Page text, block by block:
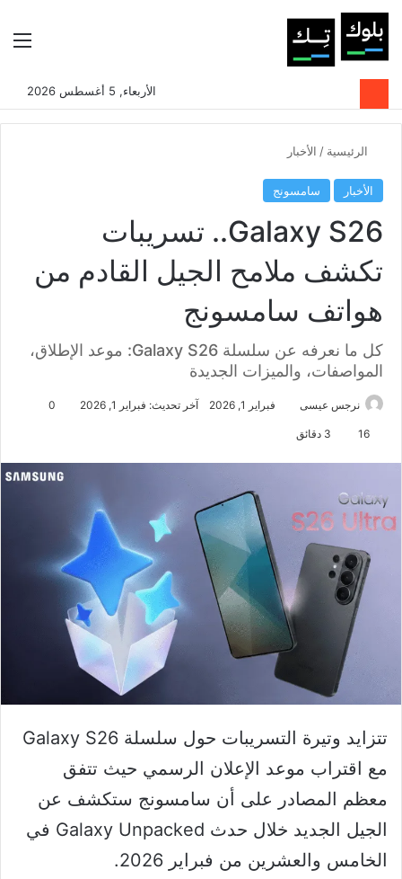
بحثالوضع
الأربعاء, 5 أغسطس 2026
الرئيسية / الأخبار
الأخبار سامسونج
Galaxy S26.. تسريبات
تكشف ملامح الجيل القادم من
هواتف سامسونج
كل ما نعرفه عن سلسلة Galaxy S26: موعد الإطلاق،
المواصفات، والميزات الجديدة
نرجس عيسى فبراير 1, 2026 آخر تحديث: فبراير 1, 2026 0
16
تتزايد وتيرة التسريبات حول سلسلة Galaxy S26
مع اقتراب موعد الإعلان الرسمي حيث تتفق
معظم المصادر على أن سامسونج ستكشف عن
الجيل الجديد خلال حدث Galaxy Unpacked في
الخامس والعشرين من فبراير 2026.